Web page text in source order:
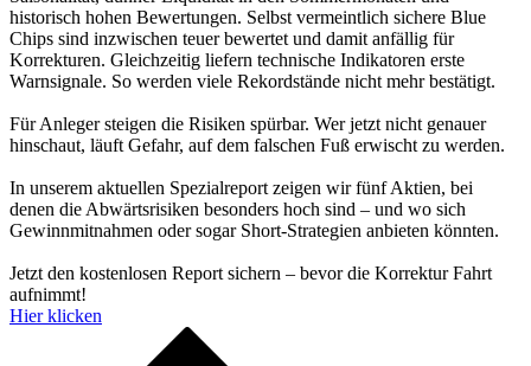
historisch hohen Bewertungen. Selbst vermeintlich sichere Blue
Chips sind inzwischen teuer bewertet und damit anfällig für
Korrekturen. Gleichzeitig liefern technische Indikatoren erste
Warnsignale. So werden viele Rekordstände nicht mehr bestätigt.
Für Anleger steigen die Risiken spürbar. Wer jetzt nicht genauer
hinschaut, läuft Gefahr, auf dem falschen Fuß erwischt zu werden.
In unserem aktuellen Spezialreport zeigen wir fünf Aktien, bei
denen die Abwärtsrisiken besonders hoch sind – und wo sich
Gewinnmitnahmen oder sogar Short-Strategien anbieten könnten.
Jetzt den kostenlosen Report sichern – bevor die Korrektur Fahrt
aufnimmt!
Hier klicken